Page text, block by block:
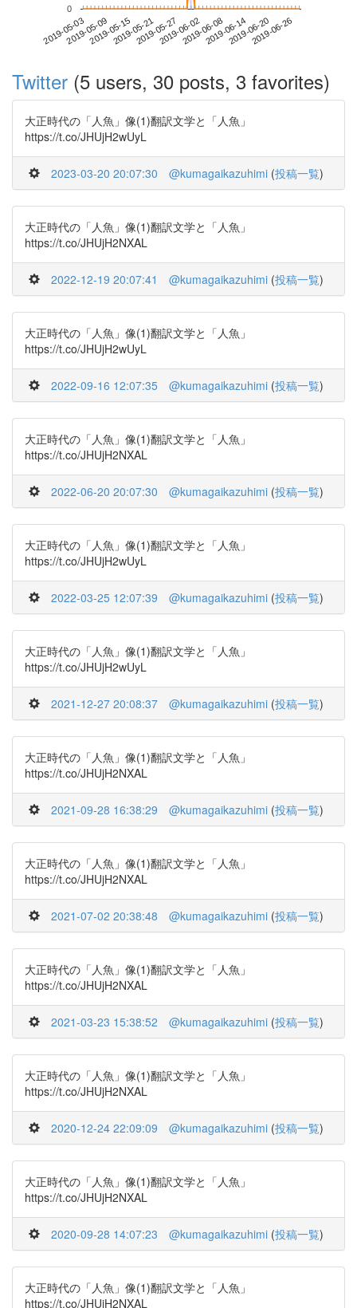
2019-05-032019-05-092019-05-152019-05-212019-05-272019-06-022019-06-082019-06-142019-06-202019-06-26
0
Twitter (5 users, 30 posts, 3 favorites)
大正時代の「人魚」像(1)翻訳文学と「人魚」
https://t.co/JHUjH2wUyL
2023-03-20 20:07:30 @kumagaikazuhimi (投稿一覧)
大正時代の「人魚」像(1)翻訳文学と「人魚」
https://t.co/JHUjH2NXAL
2022-12-19 20:07:41 @kumagaikazuhimi (投稿一覧)
大正時代の「人魚」像(1)翻訳文学と「人魚」
https://t.co/JHUjH2wUyL
2022-09-16 12:07:35 @kumagaikazuhimi (投稿一覧)
大正時代の「人魚」像(1)翻訳文学と「人魚」
https://t.co/JHUjH2NXAL
2022-06-20 20:07:30 @kumagaikazuhimi (投稿一覧)
大正時代の「人魚」像(1)翻訳文学と「人魚」
https://t.co/JHUjH2wUyL
2022-03-25 12:07:39 @kumagaikazuhimi (投稿一覧)
大正時代の「人魚」像(1)翻訳文学と「人魚」
https://t.co/JHUjH2wUyL
2021-12-27 20:08:37 @kumagaikazuhimi (投稿一覧)
大正時代の「人魚」像(1)翻訳文学と「人魚」
https://t.co/JHUjH2NXAL
2021-09-28 16:38:29 @kumagaikazuhimi (投稿一覧)
大正時代の「人魚」像(1)翻訳文学と「人魚」
https://t.co/JHUjH2NXAL
2021-07-02 20:38:48 @kumagaikazuhimi (投稿一覧)
大正時代の「人魚」像(1)翻訳文学と「人魚」
https://t.co/JHUjH2NXAL
2021-03-23 15:38:52 @kumagaikazuhimi (投稿一覧)
大正時代の「人魚」像(1)翻訳文学と「人魚」
https://t.co/JHUjH2NXAL
2020-12-24 22:09:09 @kumagaikazuhimi (投稿一覧)
大正時代の「人魚」像(1)翻訳文学と「人魚」
https://t.co/JHUjH2NXAL
2020-09-28 14:07:23 @kumagaikazuhimi (投稿一覧)
大正時代の「人魚」像(1)翻訳文学と「人魚」
https://t.co/JHUjH2NXAL